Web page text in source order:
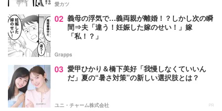
愛カツ
02 義母の浮気で…義両親が離婚！？しかし次の瞬
間⇒夫「違う！妊娠した嫁のせい！」嫁
「私！？」
Grapps
03 愛甲ひかり＆橋下美好「我慢しなくていいん
だ」夏の“暑さ対策”の新しい選択肢とは？
ユニ・チャーム株式会社 PR